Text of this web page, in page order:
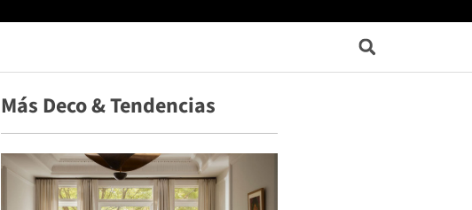
Más Deco & Tendencias